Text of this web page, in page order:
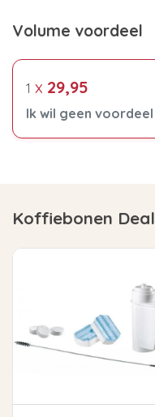
Volume voordeel
1 x 29,95
Ik wil geen voordeel
Koffiebonen Deal